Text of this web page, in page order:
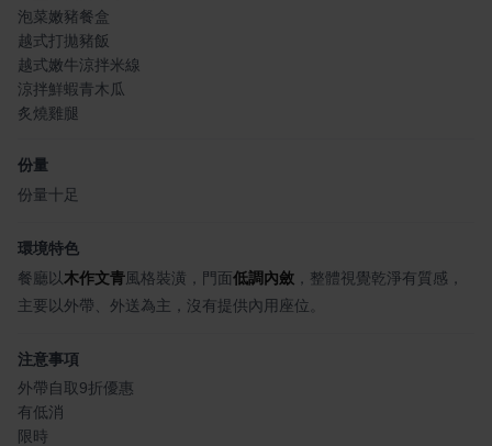
泡菜嫩豬餐盒
越式打拋豬飯
越式嫩牛涼拌米線
涼拌鮮蝦青木瓜
炙燒雞腿
份量
份量十足
環境特色
餐廳以木作文青風格裝潢，門面低調內斂 ，整體視覺乾淨有質感，
主要以外帶、外送為主，沒有提供內用座位。
注意事項
外帶自取9折優惠
有低消
限時